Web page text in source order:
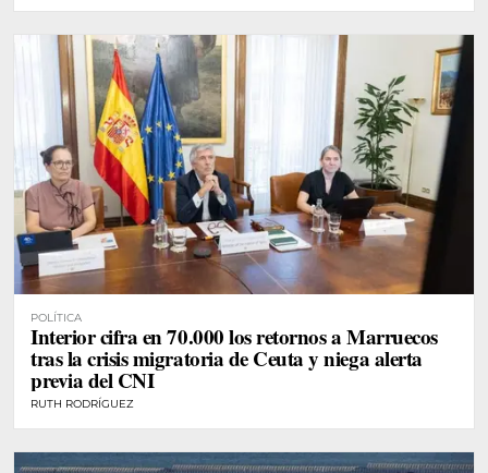
POLÍTICA
Interior cifra en 70.000 los retornos a Marruecos
tras la crisis migratoria de Ceuta y niega alerta
previa del CNI
RUTH RODRÍGUEZ